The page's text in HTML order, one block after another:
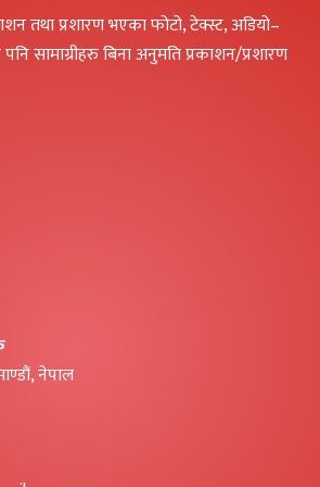
तथा प्रशारण भएका फोटो, टेक्स्ट, अडियो–
सामाग्रीहरु बिना अनुमति प्रकाशन/प्रशारण
नेपाल